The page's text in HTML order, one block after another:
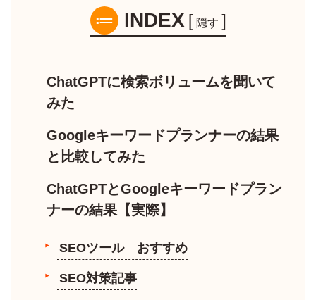
INDEX [隠す ]
ChatGPTに検索ボリュームを聞いて
みた
Googleキーワードプランナーの結果
と比較してみた
ChatGPTとGoogleキーワードプラン
ナーの結果【実際】
SEOツール おすすめ
SEO対策記事